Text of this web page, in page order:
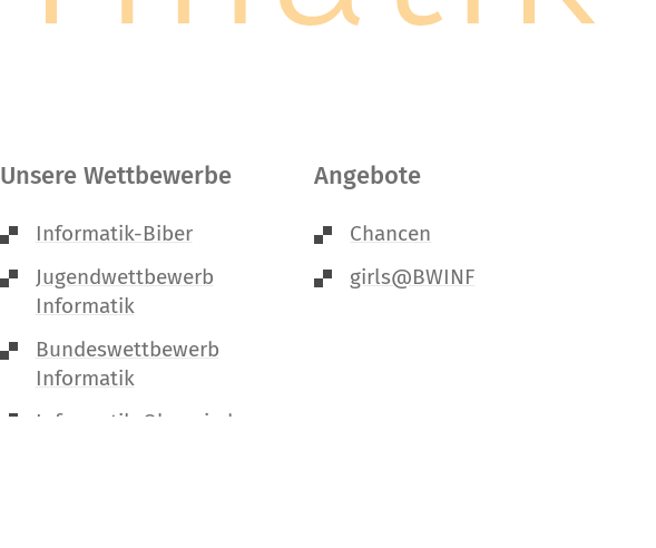
Unsere Wettbewerbe
Informatik-Biber
Jugendwettbewerb
Informatik
Bundeswettbewerb
Informatik
Informatik-Olympiade
Angebote
Chancen
girls@BWINF